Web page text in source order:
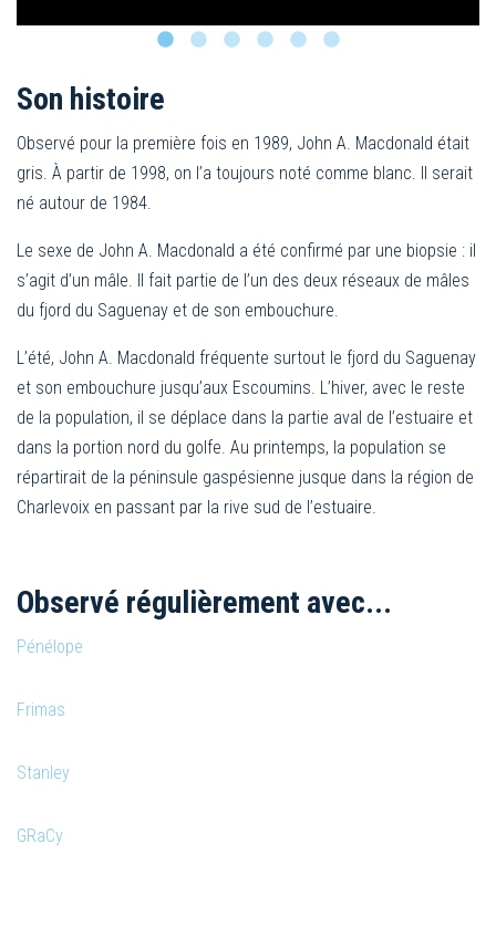
Son histoire
Observé pour la première fois en 1989, John A. Macdonald était
gris. À partir de 1998, on l’a toujours noté comme blanc. Il serait
né autour de 1984.
Le sexe de John A. Macdonald a été confirmé par une biopsie : il
s’agit d’un mâle. Il fait partie de l’un des deux réseaux de mâles
du fjord du Saguenay et de son embouchure.
L’été, John A. Macdonald fréquente surtout le fjord du Saguenay
et son embouchure jusqu’aux Escoumins. L’hiver, avec le reste
de la population, il se déplace dans la partie aval de l’estuaire et
dans la portion nord du golfe. Au printemps, la population se
répartirait de la péninsule gaspésienne jusque dans la région de
Charlevoix en passant par la rive sud de l’estuaire.
Observé régulièrement avec...
Pénélope
Frimas
Stanley
GRaCy